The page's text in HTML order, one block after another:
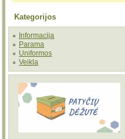
Kategorijos
Informacija
Parama
Uniformos
Veikla